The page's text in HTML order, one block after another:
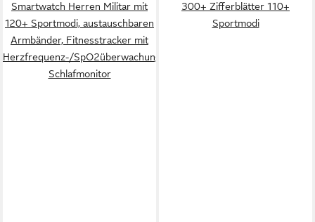
Smartwatch Herren Militar mit
120+ Sportmodi, austauschbaren
Armbänder, Fitnesstracker mit
Herzfrequenz-/SpO2überwachung
Schlafmonitor
300+ Zifferblätter 110+
Sportmodi